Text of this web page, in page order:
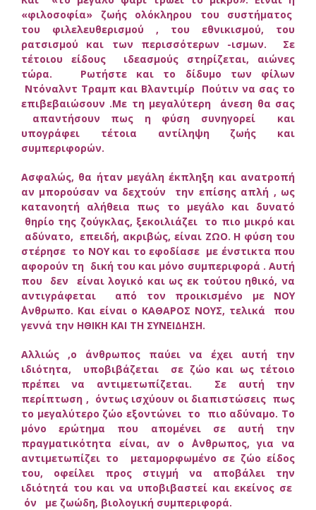
«φιλοσοφία» ζωής ολόκληρου του συστήματος
του φιλελευθερισμού , του εθνικισμού, του
ρατσισμού και των περισσότερων -ισμων. Σε
τέτοιου είδους ιδεασμούς στηρίζεται, αιώνες
τώρα. Ρωτήστε και το δίδυμο των φίλων
Ντόναλντ Τραμπ και Βλαντιμίρ Πούτιν να σας το
επιβεβαιώσουν .Με τη μεγαλύτερη άνεση θα σας
απαντήσουν πως η φύση συνηγορεί και
υπογράφει τέτοια αντίληψη ζωής και
συμπεριφορών.
Ασφαλώς, θα ήταν μεγάλη έκπληξη και ανατροπή
αν μπορούσαν να δεχτούν την επίσης απλή , ως
κατανοητή αλήθεια πως το μεγάλο και δυνατό
θηρίο της ζούγκλας, ξεκοιλιάζει το πιο μικρό και
αδύνατο, επειδή, ακριβώς, είναι ΖΩΟ. Η φύση του
στέρησε το ΝΟΥ και το εφοδίασε με ένστικτα που
αφορούν τη δική του και μόνο συμπεριφορά . Αυτή
που δεν είναι λογικό και ως εκ τούτου ηθικό, να
αντιγράφεται από τον προικισμένο με ΝΟΥ
΄Ανθρωπο. Και είναι ο ΚΑΘΑΡΟΣ ΝΟΥΣ, τελικά που
γεννά την ΗΘΙΚΗ ΚΑΙ ΤΗ ΣΥΝΕΙΔΗΣΗ.
Αλλιώς ,ο άνθρωπος παύει να έχει αυτή την
ιδιότητα, υποβιβάζεται σε ζώο και ως τέτοιο
πρέπει να αντιμετωπίζεται. Σε αυτή την
περίπτωση , όντως ισχύουν οι διαπιστώσεις πως
το μεγαλύτερο ζώο εξοντώνει το πιο αδύναμο. Το
μόνο ερώτημα που απομένει σε αυτή την
πραγματικότητα είναι, αν ο ΄Ανθρωπος, για να
αντιμετωπίζει το μεταμορφωμένο σε ζώο είδος
του, οφείλει προς στιγμή να αποβάλει την
ιδιότητά του και να υποβιβαστεί και εκείνος σε
όν με ζωώδη, βιολογική συμπεριφορά.